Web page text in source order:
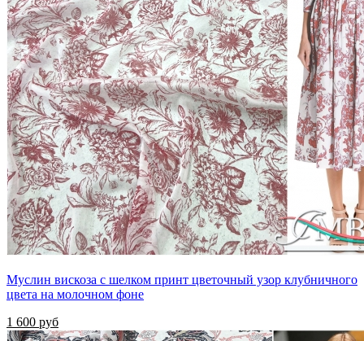
Муслин вискоза с шелком принт цветочный узор клубничного
цвета на молочном фоне
1 600 руб